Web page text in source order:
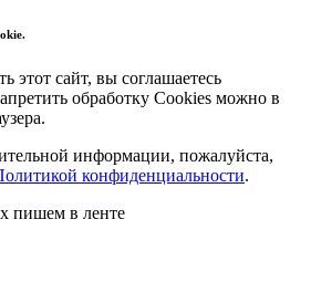
этот сайт, вы соглашаетесь
обработку Cookies можно в
информации, пожалуйста,
конфиденциальности.
пишем в ленте